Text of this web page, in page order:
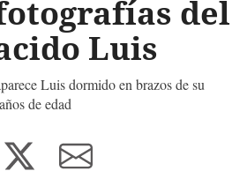
del
Luis
Luis dormido en brazos de su
de edad